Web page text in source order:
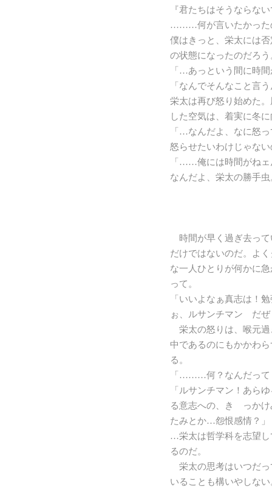
『君たちはそうならな
………何が言いたかった
僕はきっと、栄太には
の状態になったのだろう
「…あっという間に時
「なんでそんなこと言
栄太は再び怒り始めた
した空気は、着実に冬
「…なんだよ、なに怒
怒らせたいわけじゃな
「……俺には時間がね
なんだよ、栄太の勝手虫
時間が早く過ぎ去って
だけではないのだ。よ
な一人ひとりが何かに
って。
「いいよなぁ真志は！
ぉ、ルサンチマン だぜ
栄太の怒りは、喉元過
中であるのにもかかわ
る。
「………何？なんだって
「ルサンチマン！あら
る意志への、き っかけ
たみとか…怨恨感情？」
…栄太は哲学科を志望し
るのだ。
栄太の思考はいつだっ
いることも構いやしない